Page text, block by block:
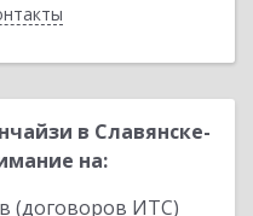
в Славянске-
на:
(договоров ИТС)